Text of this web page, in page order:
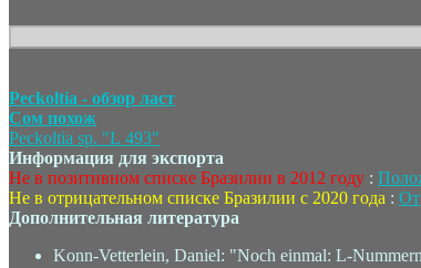
Peckoltia - обзор ласт
Сом похож
Peckoltia sp. "L 493"
Информация для экспорта
Не в позитивном списке Бразилии в 2012 году :
Не в отрицательном списке Бразилии с 2020 года :
Дополнительная литература
Konn-Vetterlein, Daniel: "Noch einmal: L-